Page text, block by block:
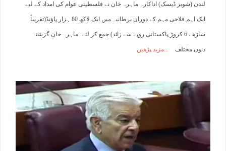
لندن (شوبز ڈیسک) اداکارہ ماہرہ خان نے فلسطینی عوام کی امداد کے لیے
ایک اہم فلاحی مہم کے دوران برطانیہ میں ایک لاکھ 80 ہزار پاﺅنڈ(تقریباً
ساڑھے 6 کروڑ پاکستانی روپے سے زائد) جمع کر لئے۔ماہرہ خان گزشتہ
دنوں مختلف مزید پڑھیں